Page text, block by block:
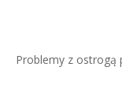
Problemy z ostrogą